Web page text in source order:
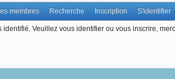
membres Recherche Inscription S'identifier
identifié. Veuillez vous identifier ou vous inscrire,